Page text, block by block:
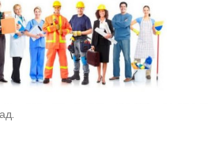
групи Б313 Сніцар Злата
змаганні взяли студенти 1 курсу
Бабенко Ангеліна, групи 16